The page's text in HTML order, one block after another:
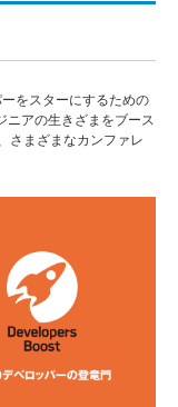
をスターにするための
アの生きざまをブース
さまざまなカンファレ